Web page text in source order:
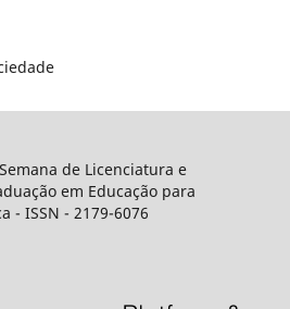
de Licenciatura e
em Educação para
- ISSN - 2179-6076